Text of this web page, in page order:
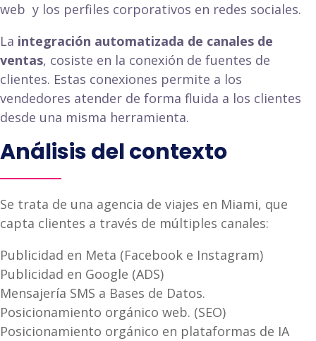
web y los perfiles corporativos en redes sociales.
La integración automatizada de canales de
ventas, cosiste en la conexión de fuentes de
clientes. Estas conexiones permite a los
vendedores atender de forma fluida a los clientes
desde una misma herramienta.
Análisis del contexto
Se trata de una agencia de viajes en Miami, que
capta clientes a través de múltiples canales:
Publicidad en Meta (Facebook e Instagram)
Publicidad en Google (ADS)
Mensajería SMS a Bases de Datos.
Posicionamiento orgánico web. (SEO)
Posicionamiento orgánico en plataformas de IA